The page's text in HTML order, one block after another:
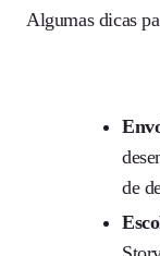
Algumas dicas
de